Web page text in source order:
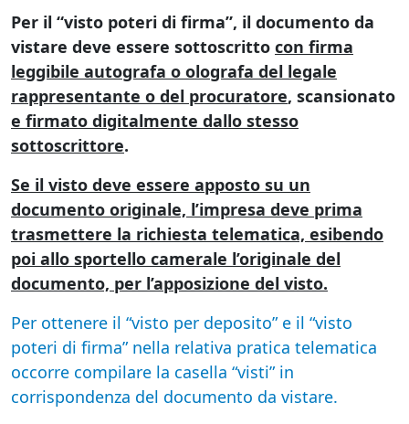
Per il “visto poteri di firma”, il documento da
vistare deve essere sottoscritto con firma
leggibile autografa o olografa del legale
rappresentante o del procuratore, scansionato
e firmato digitalmente dallo stesso
sottoscrittore.
Se il visto deve essere apposto su un
documento originale, l’impresa deve prima
trasmettere la richiesta telematica, esibendo
poi allo sportello camerale l’originale del
documento, per l’apposizione del visto.
Per ottenere il “visto per deposito” e il “visto
poteri di firma” nella relativa pratica telematica
occorre compilare la casella “visti” in
corrispondenza del documento da vistare.